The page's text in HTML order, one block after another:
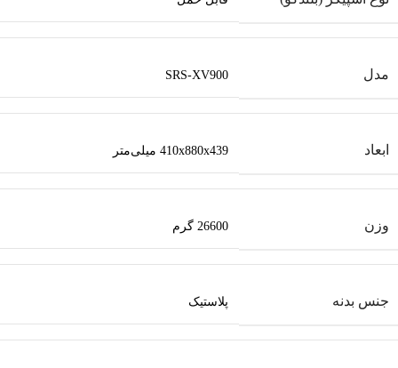
مدل SRS-XV900
ابعاد 410x880x439 میلی‌متر
وزن 26600 گرم
جنس بدنه پلاستیک